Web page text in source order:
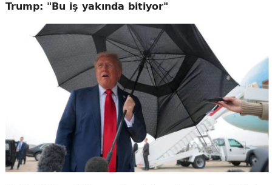
Trump: "Bu iş yakında bitiyor"